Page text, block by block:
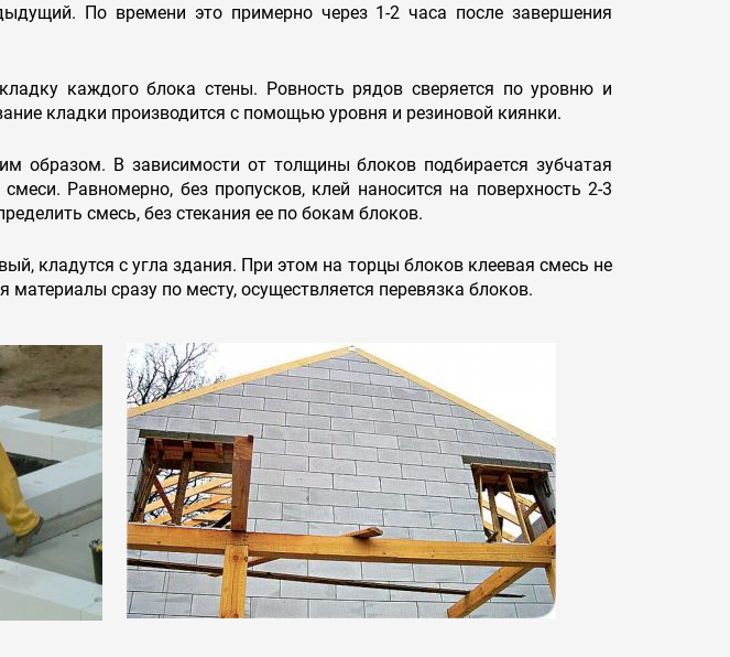
По времени это примерно через 1-2 часа после завершения
каждого блока стены. Ровность рядов сверяется по уровню и
кладки производится с помощью уровня и резиновой киянки.
образом. В зависимости от толщины блоков подбирается зубчатая
Равномерно, без пропусков, клей наносится на поверхность 2-3
смесь, без стекания ее по бокам блоков.
кладутся с угла здания. При этом на торцы блоков клеевая смесь не
материалы сразу по месту, осуществляется перевязка блоков.